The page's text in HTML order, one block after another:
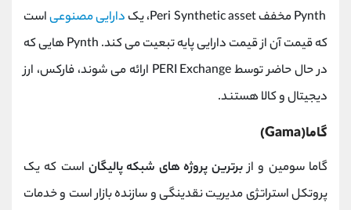
دارایی مصنوعیاست
که قیمت آن از قیمت دارایی پایه تبعیت می کند. Pynth هایی که
در حال حاضر توسط PERI Exchange ارائه می شوند، فارکس، ارز
دیجیتال و کالا هستند.
گاما(Gama)
گاما سومین و ازبرترین پروژه های شبکه پالیگاناست که یک
پروتکل استراتژی مدیریت نقدینگی و سازنده بازار است و خدمات